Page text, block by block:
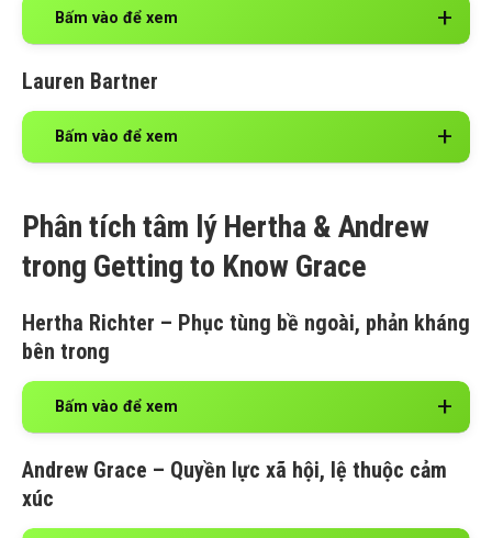
Bấm vào để xem
Lauren Bartner
Bấm vào để xem
Phân tích tâm lý Hertha & Andrew
trong Getting to Know Grace
Hertha Richter – Phục tùng bề ngoài, phản kháng
bên trong
Bấm vào để xem
Andrew Grace – Quyền lực xã hội, lệ thuộc cảm
xúc